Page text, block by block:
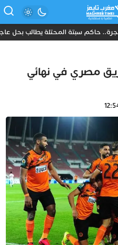
حاكم سبتة المحتلة يطالب بحل عاجل
مصري في نهائي